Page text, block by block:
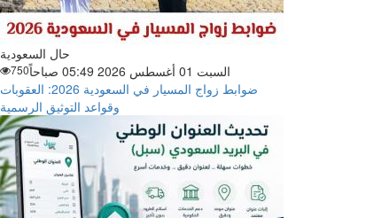
حال السعودية
السبت 01 أغسطس 2026 05:49 صباحاً
750
ضوابط زواج المسيار في السعودية 2026: العقوبات
وقواعد التوثيق الرسمية